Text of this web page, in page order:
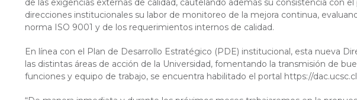
de las exigencias externas de calidad, cautelando además su consistencia
direcciones institucionales su labor de monitoreo de la mejora continua,
norma ISO 9001 y de los requerimientos internos de calidad.
En línea con el Plan de Desarrollo Estratégico (PDE) institucional, esta nueva
las distintas áreas de acción de la Universidad, fomentando la transmisión de
funciones y equipo de trabajo, se encuentra habilitado el portal https://